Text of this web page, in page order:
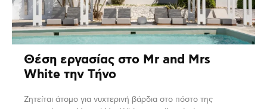
Θέση εργασίας στο Mr and Mrs
White την Τήνο
Ζητείται άτομο για νυχτερινή βάρδια στο πόστο της